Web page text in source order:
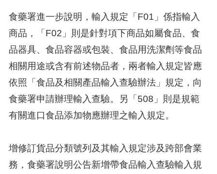
食藥署進一步說明，輸入規定「F01」係指輸入
商品，「F02」則是針對項下商品如屬食品、食
品器具、食品容器或包裝、食品用洗潔劑等食品
相關用途或含有前述物品者，兩者輸入規定皆應
依照「食品及相關產品輸入查驗辦法」規定，向
食藥署申請辦理輸入查驗。另「508」則是規範
有關進口食品添加物應辦理之輸入規定。
增修訂貨品分類號列及其輸入規定涉及跨部會業
務，食藥署說明公告新增帶食品輸入查驗輸入規